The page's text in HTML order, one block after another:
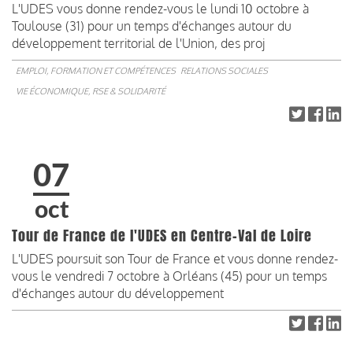
L'UDES vous donne rendez-vous le lundi 10 octobre à
Toulouse (31) pour un temps d'échanges autour du
développement territorial de l'Union, des proj
EMPLOI, FORMATION ET COMPÉTENCES RELATIONS SOCIALES
VIE ÉCONOMIQUE, RSE & SOLIDARITÉ
07
oct
Tour de France de l'UDES en Centre-Val de Loire
L'UDES poursuit son Tour de France et vous donne rendez-
vous le vendredi 7 octobre à Orléans (45) pour un temps
d'échanges autour du développement